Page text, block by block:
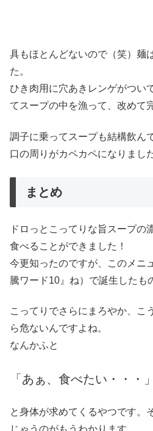
具もほとんどないので（笑）麺
た。
ひき肉用に穴あきレンゲがつい
てスープの中を漁って、改めて
調子に乗ってスープも結構飲ん
口の周りがカペカペになりまし
まとめ
ドロっとこってりな旨スープの
食べることができました！
今更知ったのですが、このメニ
騰ワード10』ね）で誕生したも
こってりでさらにまろやか、こ
ら危ないんですよね。
なんかふと
「あぁ、食べたい・・・」
と身体が求めてくるやつです。